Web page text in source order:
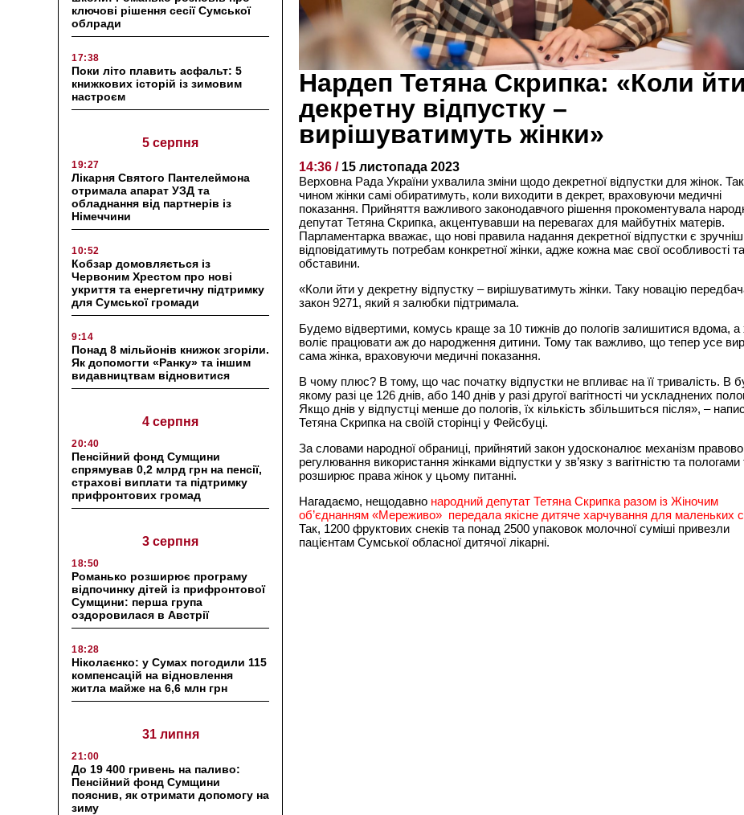
ключові рішення сесії Сумської
облради
17:38
Поки літо плавить асфальт: 5
книжкових історій із зимовим
настроєм
5 серпня
19:27
Лікарня Святого Пантелеймона
отримала апарат УЗД та
обладнання від партнерів із
Німеччини
10:52
Кобзар домовляється із
Червоним Хрестом про нові
укриття та енергетичну підтримку
для Сумської громади
9:14
Понад 8 мільйонів книжок згоріли.
Як допомогти «Ранку» та іншим
видавництвам відновитися
4 серпня
20:40
Пенсійний фонд Сумщини
спрямував 0,2 млрд грн на пенсії,
страхові виплати та підтримку
прифронтових громад
3 серпня
18:50
Романько розширює програму
відпочинку дітей із прифронтової
Сумщини: перша група
оздоровилася в Австрії
18:28
Ніколаєнко: у Сумах погодили 115
компенсацій на відновлення
житла майже на 6,6 млн грн
31 липня
21:00
До 19 400 гривень на паливо:
Пенсійний фонд Сумщини
пояснив, як отримати допомогу на
зиму
Нардеп Тетяна Скрипка: «Коли
декретну відпустку –
вирішуватимуть жінки»
14:36 / 15 листопада 2023
Верховна Рада України ухвалила зміни щодо декретної відпустки для жінок.
чином жінки самі обиратимуть, коли виходити в декрет, враховуючи медичні
показання. Прийняття важливого законодавчого рішення прокоментувала
депутат Тетяна Скрипка, акцентувавши на перевагах для майбутніх матерів.
Парламентарка вважає, що нові правила надання декретної відпустки є
відповідатимуть потребам конкретної жінки, адже кожна має свої особливості та
обставини.
«Коли йти у декретну відпустку – вирішуватимуть жінки. Таку новацію
закон 9271, який я залюбки підтримала.
Будемо відвертими, комусь краще за 10 тижнів до пологів залишитися вдома, а
воліє працювати аж до народження дитини. Тому так важливо, що тепер усе
сама жінка, враховуючи медичні показання.
В чому плюс? В тому, що час початку відпустки не впливає на її тривалість. В
якому разі це 126 днів, або 140 днів у разі другої вагітності чи ускладнених
Якщо днів у відпустці менше до пологів, їх кількість збільшиться після», –
Тетяна Скрипка на своїй сторінці у Фейсбуці.
За словами народної обраниці, прийнятий закон удосконалює механізм
регулювання використання жінками відпустки у зв’язку з вагітністю та пологами
розширює права жінок у цьому питанні.
Нагадаємо, нещодавно народний депутат Тетяна Скрипка разом із Жіночим
об’єднанням «Мереживо» передала якісне дитяче харчування для маленьких
Так, 1200 фруктових снеків та понад 2500 упаковок молочної суміші привезли
пацієнтам Сумської обласної дитячої лікарні.